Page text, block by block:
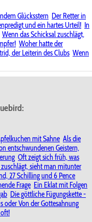
Glücksstern Der Retter in
und ein hartes Urteil! In
Wenn das Schicksal zuschlägt,
Woher hatte der
der Leiterin des Clubs Wenn
mit Sahne Als die
entschwundenen Geistern,
Oft zeigt sich früh, was
sieht man mitunter
27 Schilling und 6 Pence
Frage Ein Eklat mit Folgen
Die göttliche Fügungskette -
oder Von der Gottesahnung